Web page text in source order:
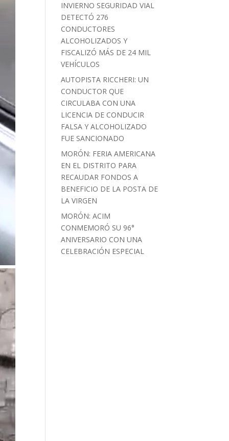
INVIERNO SEGURIDAD VIAL
DETECTÓ 276
CONDUCTORES
ALCOHOLIZADOS Y
FISCALIZÓ MÁS DE 24 MIL
VEHÍCULOS
AUTOPISTA RICCHERI: UN
CONDUCTOR QUE
CIRCULABA CON UNA
LICENCIA DE CONDUCIR
FALSA Y ALCOHOLIZADO
FUE SANCIONADO
MORÓN: FERIA AMERICANA
EN EL DISTRITO PARA
RECAUDAR FONDOS A
BENEFICIO DE LA POSTA DE
LA VIRGEN
MORÓN: ACIM
CONMEMORÓ SU 96°
ANIVERSARIO CON UNA
CELEBRACIÓN ESPECIAL